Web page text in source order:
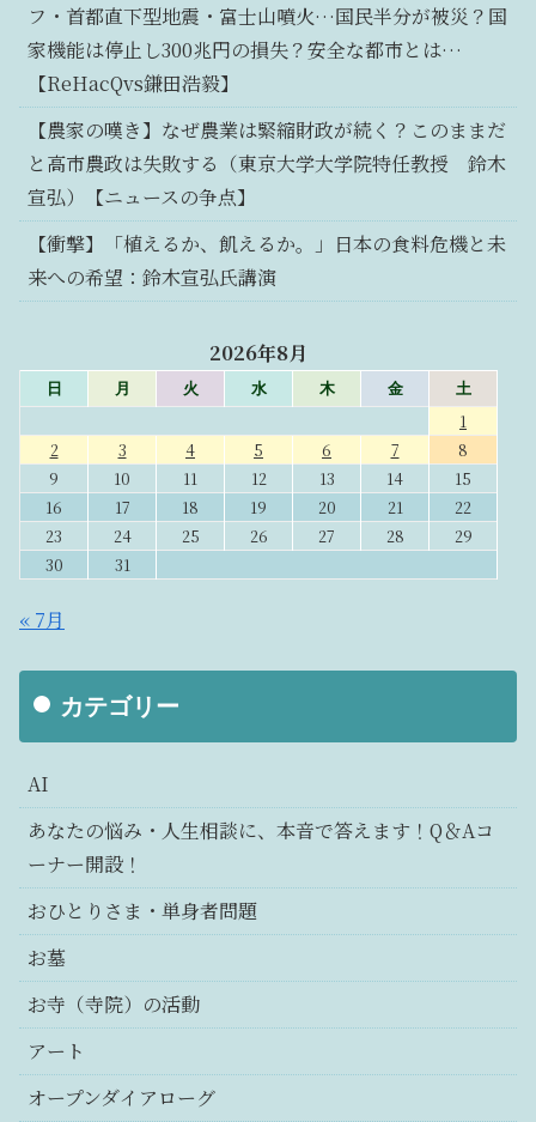
フ・首都直下型地震・富士山噴火…国民半分が被災？国
家機能は停止し300兆円の損失？安全な都市とは…
【ReHacQvs鎌田浩毅】
【農家の嘆き】なぜ農業は緊縮財政が続く？このままだ
と高市農政は失敗する（東京大学大学院特任教授 鈴木
宣弘）【ニュースの争点】
【衝撃】「植えるか、飢えるか。」日本の食料危機と未
来への希望：鈴木宣弘氏講演
2026年8月
日 月 火 水 木 金 土
1
2
3 4 5 6 7
8
9
10 11 12 13 14
15
16
17 18 19 20 21
22
23
24 25 26 27 28
29
30
31
« 7月
カテゴリー
AI
あなたの悩み・人生相談に、本音で答えます！Q＆Aコ
ーナー開設！
おひとりさま・単身者問題
お墓
お寺（寺院）の活動
アート
オープンダイアローグ